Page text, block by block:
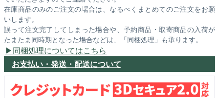
在庫商品のみのご注文の場合は、なるべくまとめてのご注文をお願
いします。
誤って注文完了してしまった場合や、予約商品・取寄商品の入荷が
たまたま同時期となった場合などは、「同梱処理」も承ります。
同梱処理についてはこちら
お支払い・発送・配送について